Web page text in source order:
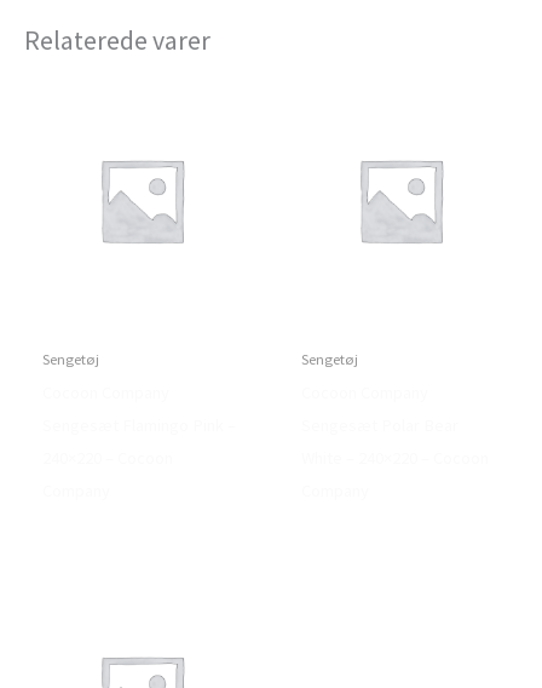
Relaterede varer
Sengetøj Sengetøj